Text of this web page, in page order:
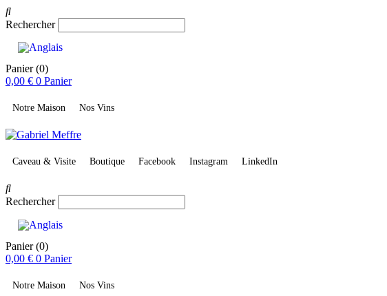
Rechercher
Panier (0)
0,00 € 0 Panier
Notre Maison Nos Vins
Caveau & Visite Boutique Facebook Instagram LinkedIn
Rechercher
Panier (0)
0,00 € 0 Panier
Notre Maison Nos Vins